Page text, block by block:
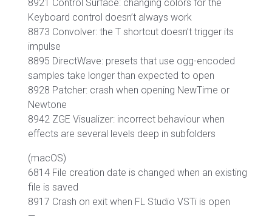
8921 Control Surface: changing colors for the
Keyboard control doesn’t always work
8873 Convolver: the T shortcut doesn’t trigger its
impulse
8895 DirectWave: presets that use ogg-encoded
samples take longer than expected to open
8928 Patcher: crash when opening NewTime or
Newtone
8942 ZGE Visualizer: incorrect behaviour when
effects are several levels deep in subfolders
(macOS)
6814 File creation date is changed when an existing
file is saved
8917 Crash on exit when FL Studio VSTi is open
—